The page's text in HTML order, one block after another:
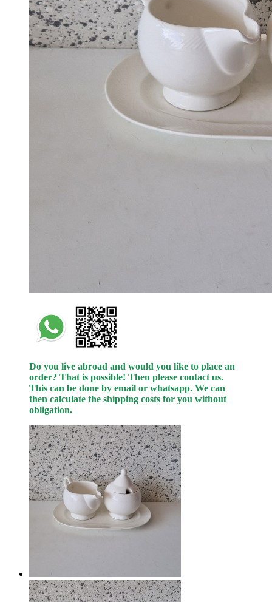
Do you live abroad and would you like to place an
order? That is possible! Then please contact us.
This can be done by email or whatsapp. We can
then calculate the shipping costs for you without
obligation.